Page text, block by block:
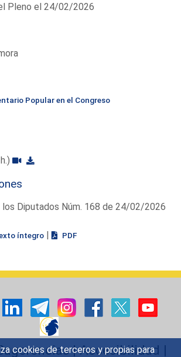
cookies de terceros y propias para
Pleno el 24/02/2026
Popular en el Congreso
h.)
los Diputados Núm. 168 de 24/02/2026
íntegro | PDF
|Accesibilidad |